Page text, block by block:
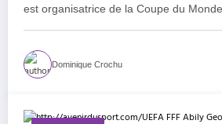
est organisatrice de la Coupe du
Dominique Crochu